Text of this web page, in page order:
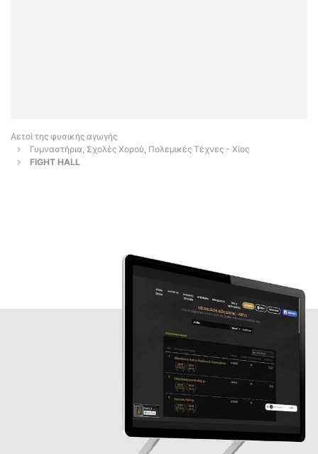
Αετοί της φυσικής αγωγής
Γυμναστήρια, Σχολές Χορού, Πολεμικές Τέχνες - Χίος
FIGHT HALL